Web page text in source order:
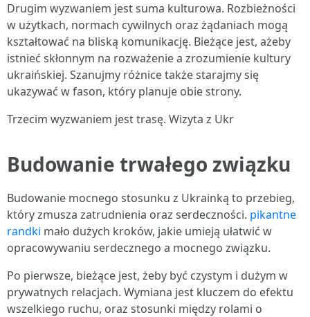
Drugim wyzwaniem jest suma kulturowa. Rozbieżności
w użytkach, normach cywilnych oraz żądaniach mogą
kształtować na bliską komunikację. Bieżące jest, ażeby
istnieć skłonnym na rozważenie a zrozumienie kultury
ukraińskiej. Szanujmy różnice także starajmy się
ukazywać w fason, który planuje obie strony.
Trzecim wyzwaniem jest trasę. Wizyta z Ukr
Budowanie trwałego związku
Budowanie mocnego stosunku z Ukrainką to przebieg,
który zmusza zatrudnienia oraz serdeczności. pikantne
randki mało dużych kroków, jakie umieją ułatwić w
opracowywaniu serdecznego a mocnego związku.
Po pierwsze, bieżące jest, żeby być czystym i dużym w
prywatnych relacjach. Wymiana jest kluczem do efektu
wszelkiego ruchu, oraz stosunki między rolami o